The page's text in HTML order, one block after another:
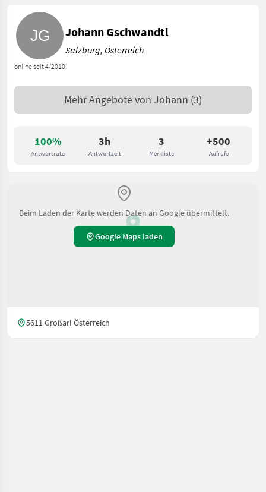
100%
Antwortrate
3h
Antwortzeit
3
Merkliste
+500
Aufrufe
online seit 4/2010
Johann Gschwandtl
Salzburg, Österreich
Mehr Angebote von Johann (3)
Beim Laden der Karte werden Daten an Google übermittelt.
Google Maps laden
5611 Großarl Österreich